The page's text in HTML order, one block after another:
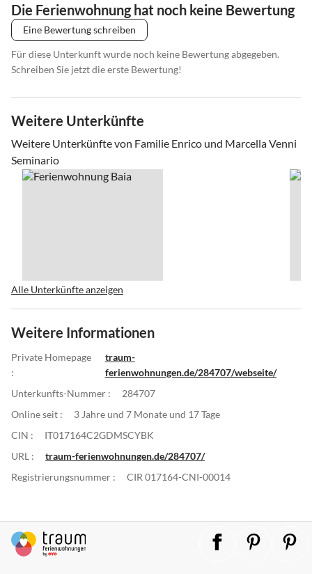
Die Ferienwohnung hat noch keine Bewertung
Eine Bewertung schreiben
Für diese Unterkunft wurde noch keine Bewertung abgegeben.
Schreiben Sie jetzt die erste Bewertung!
Weitere Unterkünfte
Weitere Unterkünfte von Familie Enrico und Marcella Venni
Seminario
Alle Unterkünfte anzeigen
Weitere Informationen
Private Homepage
:
traum-
ferienwohnungen.de/284707/webseite/
Unterkunfts-Nummer :
284707
Online seit :
3 Jahre und 7 Monate und 17 Tage
CIN :
IT017164C2GDMSCYBK
URL :
traum-ferienwohnungen.de/284707/
Registrierungsnummer :
CIR 017164-CNI-00014